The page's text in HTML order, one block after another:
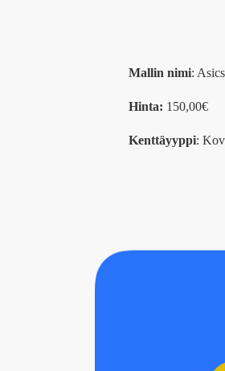
Mallin nimi:
Hinta: 150,00€
Kenttäyyppi: